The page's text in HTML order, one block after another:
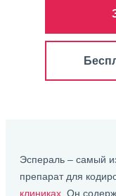
Эспераль – самый
препарат для
клиниках . Он